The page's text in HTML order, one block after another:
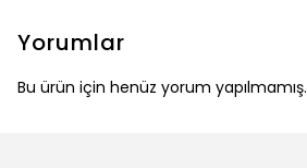
Yorumlar
Bu ürün için henüz yorum yapılmamış.